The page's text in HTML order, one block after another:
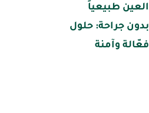
العين طبيعياً
بدون جراحة: حلول
فعّالة وآمنة